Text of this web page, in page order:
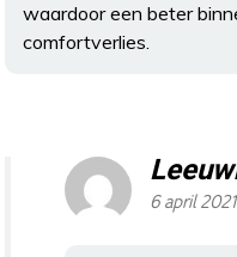
waardoor een beter
comfortverlies.
6 april 2021